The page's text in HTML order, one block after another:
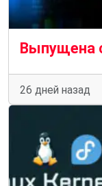
26 дней назад